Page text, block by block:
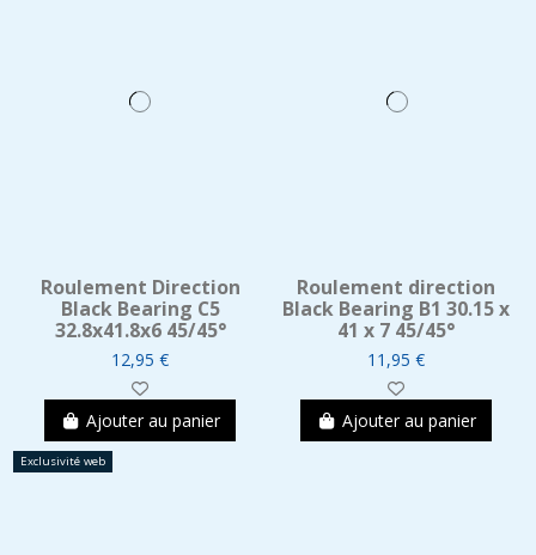
Roulement Direction
Black Bearing C5
32.8x41.8x6 45/45°
12,95 €
Ajouter au panier
Roulement direction
Black Bearing B1 30.15 x
41 x 7 45/45°
11,95 €
Ajouter au panier
Exclusivité web